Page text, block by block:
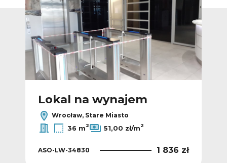
Lokal na wynajem
Wrocław, Stare Miasto
36 m2 51,00 zł/m2
ASO-LW-34830 1 836 zł